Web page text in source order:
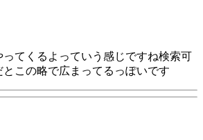
ってくるよっていう感じですね検索可
この略で広まってるっぽいです